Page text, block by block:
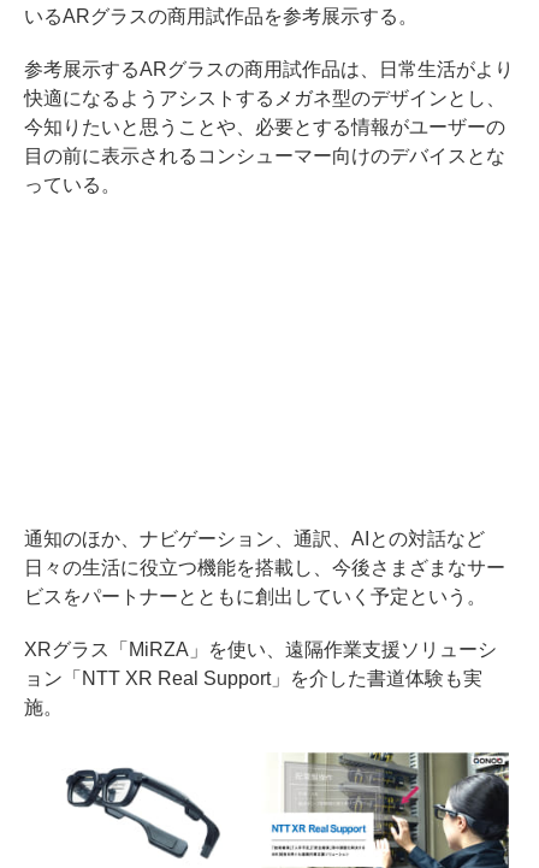
いるARグラスの商用試作品を参考展示する。
参考展示するARグラスの商用試作品は、日常生活がより
快適になるようアシストするメガネ型のデザインとし、
今知りたいと思うことや、必要とする情報がユーザーの
目の前に表示されるコンシューマー向けのデバイスとな
っている。
通知のほか、ナビゲーション、通訳、AIとの対話など
日々の生活に役立つ機能を搭載し、今後さまざまなサー
ビスをパートナーとともに創出していく予定という。
XRグラス「MiRZA」を使い、遠隔作業支援ソリューシ
ョン「NTT XR Real Support」を介した書道体験も実
施。